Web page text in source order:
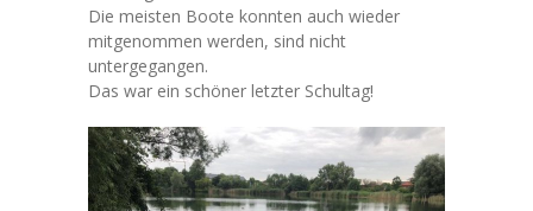
---- Tagesablauf
Unterricht
-- Galerie
-- Fahrradprüfung
Die meisten Boote konnten auch wieder
mitgenommen werden, sind nicht
untergegangen.
Das war ein schöner letzter Schultag!